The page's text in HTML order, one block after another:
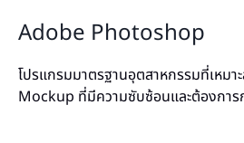
Adobe Photoshop
โปรแกรมมาตรฐานอุตสาหกรรมที่เหมา
Mockup ที่มีความซับซ้อนและต้องการ